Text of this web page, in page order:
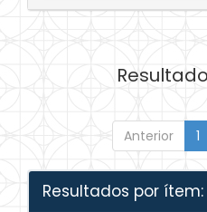
Anterior 1
Resultados por ítem: